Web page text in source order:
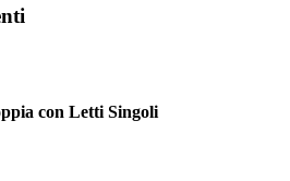
con Letti Singoli